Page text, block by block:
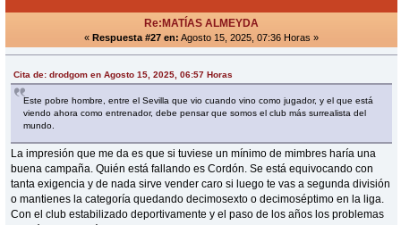
Re:MATÍAS ALMEYDA
« Respuesta #27 en: Agosto 15, 2025, 07:36 Horas »
Cita de: drodgom en Agosto 15, 2025, 06:57 Horas
Este pobre hombre, entre el Sevilla que vio cuando vino como jugador, y el que está
viendo ahora como entrenador, debe pensar que somos el club más surrealista del
mundo.
La impresión que me da es que si tuviese un mínimo de mimbres haría una
buena campaña. Quién está fallando es Cordón. Se está equivocando con
tanta exigencia y de nada sirve vender caro si luego te vas a segunda división
o mantienes la categoría quedando decimosexto o decimoséptimo en la liga.
Con el club estabilizado deportivamente y el paso de los años los problemas